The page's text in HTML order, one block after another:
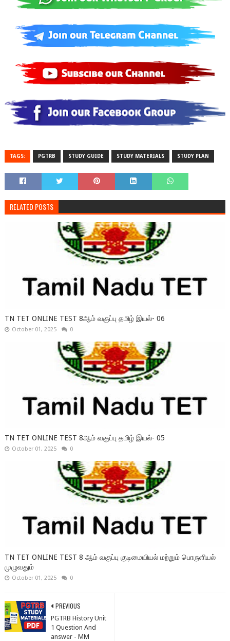
TAGS: PGTRB STUDY GUIDE STUDY MATERIALS STUDY PLAN
RELATED POSTS
TN TET ONLINE TEST 8ஆம் வகுப்பு தமிழ் இயல்- 06
October 01, 2025 0
TN TET ONLINE TEST 8ஆம் வகுப்பு தமிழ் இயல்- 05
October 01, 2025 0
TN TET ONLINE TEST 8 ஆம் வகுப்பு குடிமையியல் மற்றும் பொருளியல்
முழுவதும்
October 01, 2025 0
PREVIOUS
PGTRB History Unit
1 Question And
answer - MM